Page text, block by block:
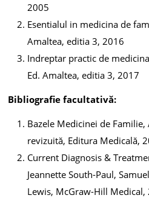
2005
Esentialul in medicina de
Amaltea, editia 3, 2016
Indreptar practic de
Ed. Amaltea, editia 3, 2017
Bibliografie facultativă:
Bazele Medicinei de Familie,
revizuită, Editura Medicală,
Current Diagnosis &
Jeannette South-Paul,
Lewis, McGraw-Hill Medical,